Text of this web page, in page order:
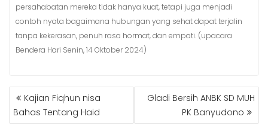
persahabatan mereka tidak hanya kuat, tetapi juga menjadi
contoh nyata bagaimana hubungan yang sehat dapat terjalin
tanpa kekerasan, penuh rasa hormat, dan empati. (upacara
Bendera Hari Senin, 14 Oktober 2024)
POST
NAVIGATION
Kajian Fiqhun nisa
Bahas Tentang Haid
Gladi Bersih ANBK SD MUH
PK Banyudono